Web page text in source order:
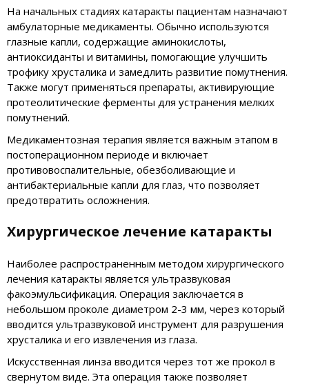
На начальных стадиях катаракты пациентам назначают
амбулаторные медикаменты. Обычно используются
глазные капли, содержащие аминокислоты,
антиоксиданты и витамины, помогающие улучшить
трофику хрусталика и замедлить развитие помутнения.
Также могут применяться препараты, активирующие
протеолитические ферменты для устранения мелких
помутнений.
Медикаментозная терапия является важным этапом в
постоперационном периоде и включает
противовоспалительные, обезболивающие и
антибактериальные капли для глаз, что позволяет
предотвратить осложнения.
Хирургическое лечение катаракты
Наиболее распространенным методом хирургического
лечения катаракты является ультразвуковая
факоэмульсификация. Операция заключается в
небольшом проколе диаметром 2-3 мм, через который
вводится ультразвуковой инструмент для разрушения
хрусталика и его извлечения из глаза.
Искусственная линза вводится через тот же прокол в
свернутом виде. Эта операция также позволяет